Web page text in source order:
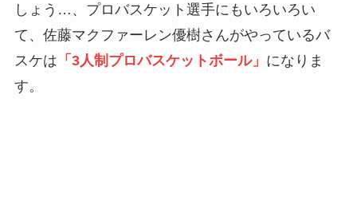
しょう…、プロバスケット選手にもいろいろい
て、佐藤マクファーレン優樹さんがやっているバ
スケは 「3人制プロバスケットボール」 になりま
す。